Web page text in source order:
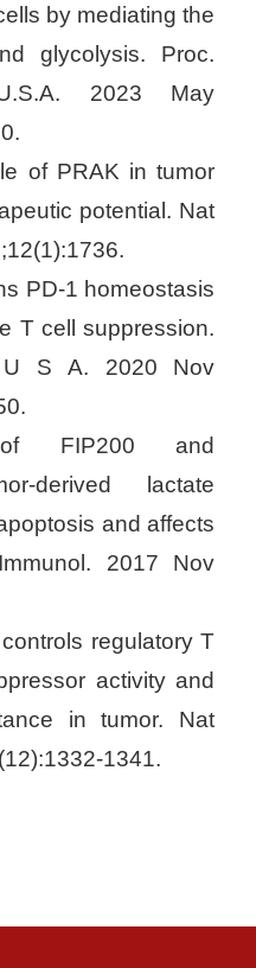
by mediating the
glycolysis. Proc.
2023 May
of PRAK in tumor
potential. Nat
PD-1 homeostasis
T cell suppression.
S A. 2020 Nov
of FIP200 and
derived lactate
and affects
2017 Nov
regulatory T
activity and
in tumor. Nat
1341.